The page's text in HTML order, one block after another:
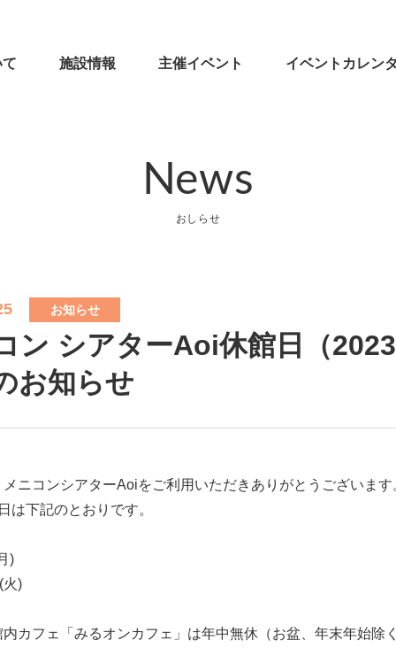
施設情報 主催イベント イベントカレン
News
おしらせ
お知らせ
ン シアターAoi休館日（
お知らせ
ニコンシアターAoiをご利用いただきありがとうございます
は下記のとおりです。
)
火)
カフェ「みるオンカフェ」は年中無休（お盆、年末年始除く